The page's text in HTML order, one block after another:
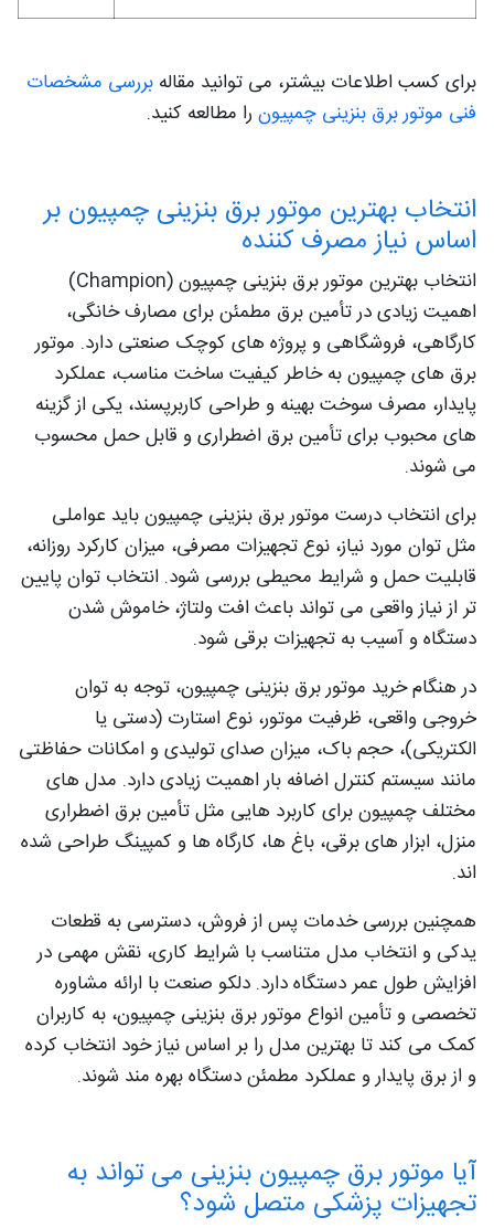
برای کسب اطلاعات بیشتر، می توانید مقاله بررسی مشخصات
فنی موتور برق بنزینی چمپیون را مطالعه کنید.
انتخاب بهترین موتور برق بنزینی چمپیون بر
اساس نیاز مصرف‌ کننده
انتخاب بهترین موتور برق بنزینی چمپیون (Champion)
اهمیت زیادی در تأمین برق مطمئن برای مصارف خانگی،
کارگاهی، فروشگاهی و پروژه‌ های کوچک صنعتی دارد. موتور
برق‌ های چمپیون به خاطر کیفیت ساخت مناسب، عملکرد
پایدار، مصرف سوخت بهینه و طراحی کاربرپسند، یکی از گزینه‌
های محبوب برای تأمین برق اضطراری و قابل حمل محسوب
می‌ شوند.
برای انتخاب درست موتور برق بنزینی چمپیون باید عواملی
مثل توان مورد نیاز، نوع تجهیزات مصرفی، میزان کارکرد روزانه،
قابلیت حمل و شرایط محیطی بررسی شود. انتخاب توان پایین‌
تر از نیاز واقعی می‌ تواند باعث افت ولتاژ، خاموش شدن
دستگاه و آسیب به تجهیزات برقی شود.
در هنگام خرید موتور برق بنزینی چمپیون، توجه به توان
خروجی واقعی، ظرفیت موتور، نوع استارت (دستی یا
الکتریکی)، حجم باک، میزان صدای تولیدی و امکانات حفاظتی
مانند سیستم کنترل اضافه‌ بار اهمیت زیادی دارد. مدل‌ های
مختلف چمپیون برای کاربرد هایی مثل تأمین برق اضطراری
منزل، ابزار های برقی، باغ‌ ها، کارگاه‌ ها و کمپینگ طراحی شده‌
اند.
همچنین بررسی خدمات پس از فروش، دسترسی به قطعات
یدکی و انتخاب مدل متناسب با شرایط کاری، نقش مهمی در
افزایش طول عمر دستگاه دارد. دلکو صنعت با ارائه مشاوره
تخصصی و تأمین انواع موتور برق بنزینی چمپیون، به کاربران
کمک می‌ کند تا بهترین مدل را بر اساس نیاز خود انتخاب کرده
و از برق پایدار و عملکرد مطمئن دستگاه بهره‌ مند شوند.
آیا موتور برق چمپیون بنزینی می تواند به
تجهیزات پزشکی متصل شود؟